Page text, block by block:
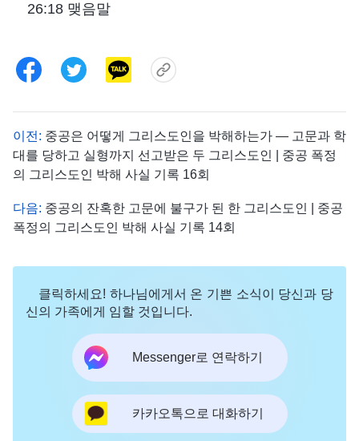
26:18 맺음말
이전: 중공은 어떻게 그리스도인을 박해하는가 ― 고문과 학
대를 당하고 실형까지 선고받은 두 그리스도인 | 중공 폭정
의 그리스도인 박해 사실 기록 16회
다음: 중공의 잔혹한 고문에 불구가 된 한 그리스도인 | 중공
폭정의 그리스도인 박해 사실 기록 14회
클릭하세요! 하나님에게서 온 기쁜 소식이 당신과 당
신의 가족에게 임할 것입니다.
Messenger로 연락하기
카카오톡으로 대화하기